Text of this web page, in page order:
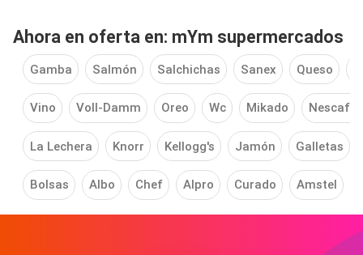
Ahora en oferta en: mYm supermercados
Gamba Salmón Salchichas Sanex Queso
Vino Voll-Damm Oreo Wc Mikado Nescafe
La Lechera Knorr Kellogg's Jamón Galletas
Bolsas Albo Chef Alpro Curado Amstel